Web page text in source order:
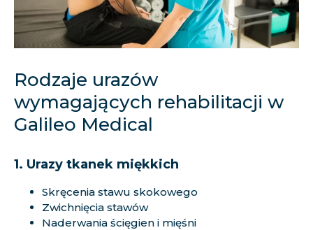
Rodzaje urazów
wymagających rehabilitacji w
Galileo Medical
1. Urazy tkanek miękkich
Skręcenia stawu skokowego
Zwichnięcia stawów
Naderwania ścięgien i mięśni